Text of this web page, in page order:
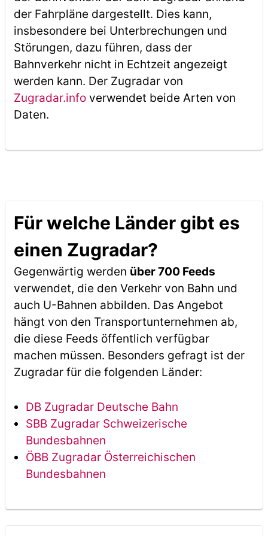
der Fahrpläne dargestellt. Dies kann,
insbesondere bei Unterbrechungen und
Störungen, dazu führen, dass der
Bahnverkehr nicht in Echtzeit angezeigt
werden kann. Der Zugradar von
Zugradar.infoverwendet beide Arten von
Daten.
Für welche Länder gibt es
einen Zugradar?
Gegenwärtig werden über 700 Feeds
verwendet, die den Verkehr von Bahn und
auch U-Bahnen abbilden. Das Angebot
hängt von den Transportunternehmen ab,
die diese Feeds öffentlich verfügbar
machen müssen. Besonders gefragt ist der
Zugradar für die folgenden Länder:
DB Zugradar Deutsche Bahn
SBB Zugradar Schweizerische
Bundesbahnen
ÖBB Zugradar Österreichischen
Bundesbahnen